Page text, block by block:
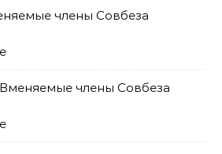
члены Совбеза
Вменяемые члены Совбеза